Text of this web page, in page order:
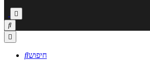



חיפוש